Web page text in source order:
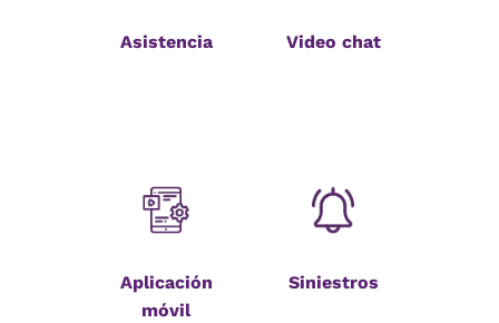
Asistencia Video chat
Aplicación
móvil
Siniestros